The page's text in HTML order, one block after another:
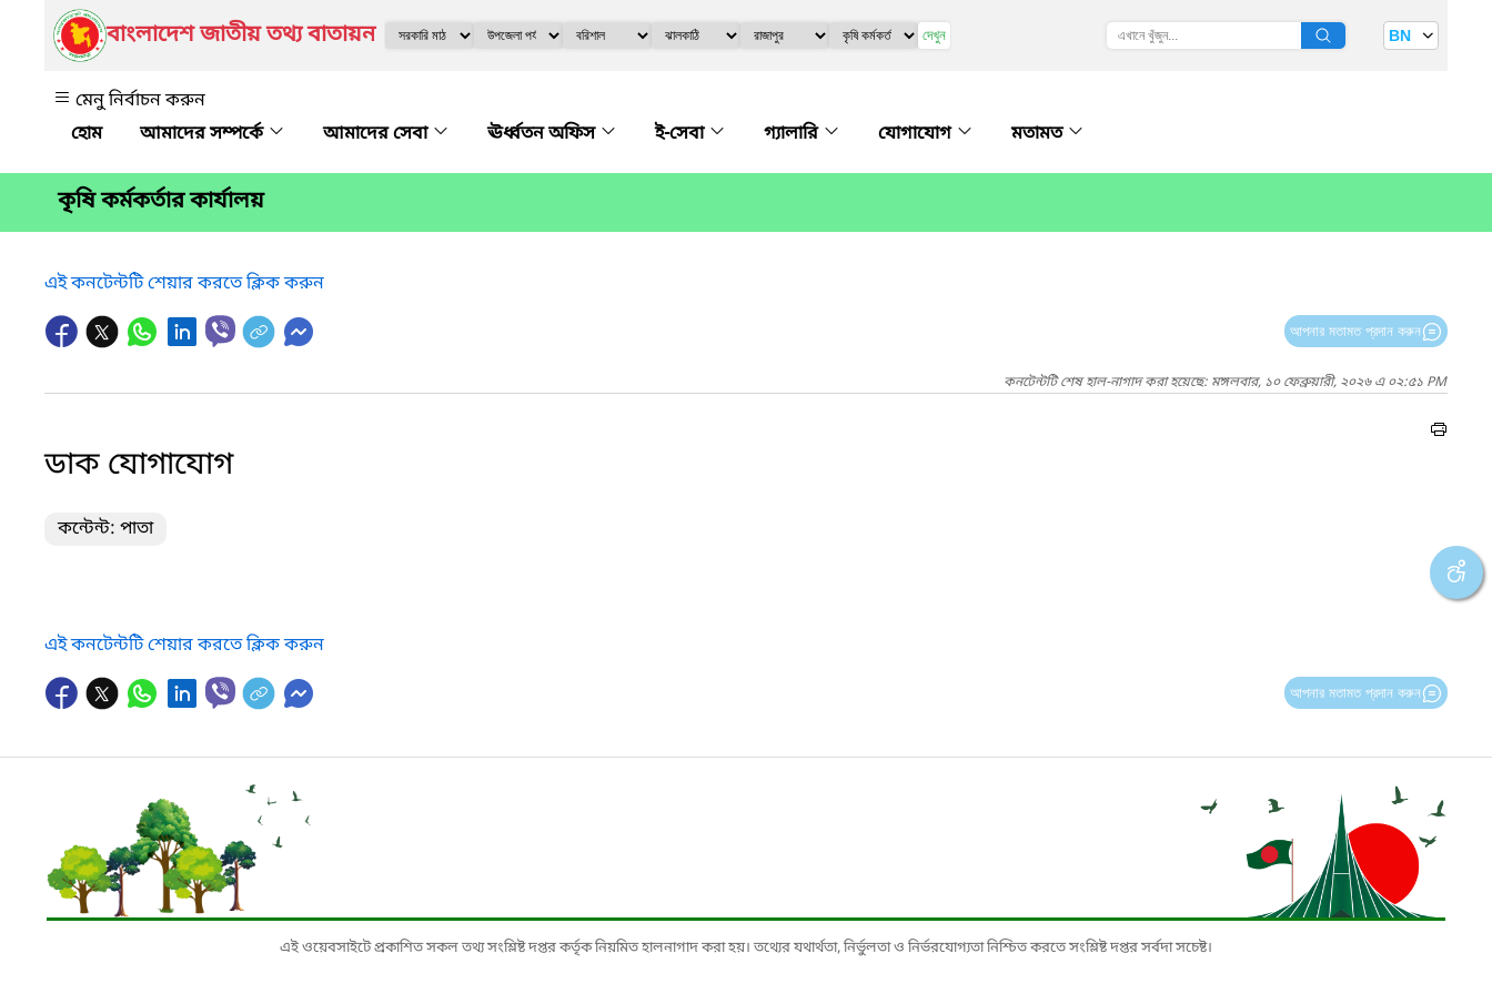
বাংলাদেশ জাতীয় তথ্য বাতায়ন দেখুন BN
মেনু নির্বাচন করুন
আমাদের সম্পর্কে
আমাদের সেবা ঊর্ধ্বতন অফিস ই-সেবা গ্যালারি যোগাযোগ মতামত
কৃষি কর্মকর্তার কার্যালয়
এই কনটেন্টটি শেয়ার করতে ক্লিক করুন
আপনার মতামত প্রদান করুন
কনটেন্টটি শেষ হাল-নাগাদ করা হয়েছে: মঙ্গলবার, ১০ ফেব্রুয়ারী, ২০২৬ এ ০২:৫১ PM
ডাক যোগাযোগ
কন্টেন্ট: পাতা
এই কনটেন্টটি শেয়ার করতে ক্লিক করুন
আপনার মতামত প্রদান করুন
এই ওয়েবসাইটে প্রকাশিত সকল তথ্য সংশ্লিষ্ট দপ্তর কর্তৃক নিয়মিত হালনাগাদ করা হয়। তথ্যের যথার্থতা, নির্ভুলতা ও নির্ভরযোগ্যতা নিশ্চিত করতে সংশ্লিষ্ট দপ্তর সর্বদা সচেষ্ট।